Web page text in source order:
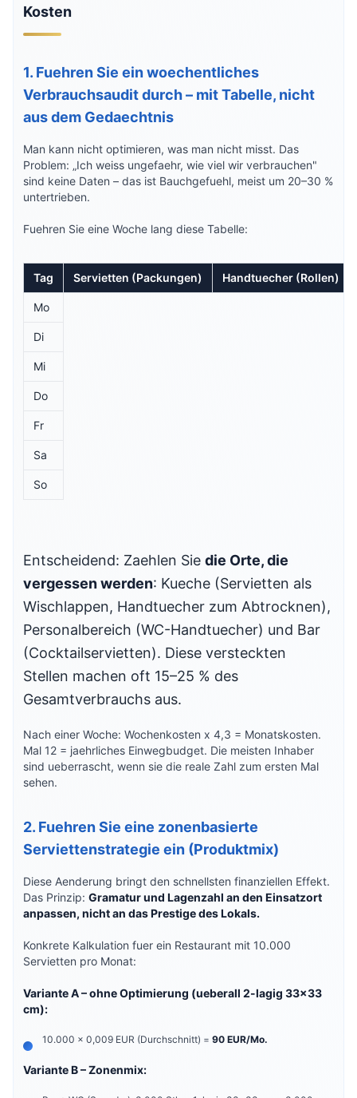
Kosten
1. Fuehren Sie ein woechentliches
Verbrauchsaudit durch – mit Tabelle, nicht
aus dem Gedaechtnis
Man kann nicht optimieren, was man nicht misst. Das
Problem: „Ich weiss ungefaehr, wie viel wir verbrauchen"
sind keine Daten – das ist Bauchgefuehl, meist um 20–30 %
untertrieben.
Fuehren Sie eine Woche lang diese Tabelle:
Tag Servietten (Packungen) Handtuecher (Rollen)
Mo
Di
Mi
Do
Fr
Sa
So
Entscheidend: Zaehlen Sie die Orte, die
vergessen werden: Kueche (Servietten als
Wischlappen, Handtuecher zum Abtrocknen),
Personalbereich (WC-Handtuecher) und Bar
(Cocktailservietten). Diese versteckten
Stellen machen oft 15–25 % des
Gesamtverbrauchs aus.
Nach einer Woche: Wochenkosten x 4,3 = Monatskosten.
Mal 12 = jaehrliches Einwegbudget. Die meisten Inhaber
sind ueberrascht, wenn sie die reale Zahl zum ersten Mal
sehen.
2. Fuehren Sie eine zonenbasierte
Serviettenstrategie ein (Produktmix)
Diese Aenderung bringt den schnellsten finanziellen Effekt.
Das Prinzip: Gramatur und Lagenzahl an den Einsatzort
anpassen, nicht an das Prestige des Lokals.
Konkrete Kalkulation fuer ein Restaurant mit 10.000
Servietten pro Monat:
Variante A – ohne Optimierung (ueberall 2-lagig 33x33
cm):
10.000 x 0,009 EUR (Durchschnitt) = 90 EUR/Mo.
Variante B – Zonenmix: